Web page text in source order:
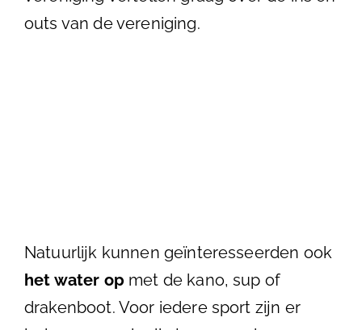
outs van de vereniging.
Natuurlijk kunnen geïnteresseerden ook
het water op met de kano, sup of
drakenboot. Voor iedere sport zijn er